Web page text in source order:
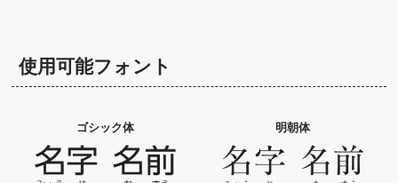
使用可能フォント
ゴシック体 明朝体